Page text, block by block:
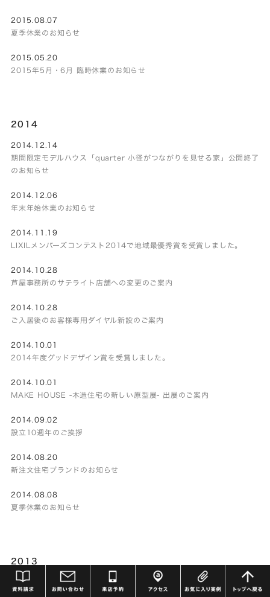
2015.08.07
夏季休業のお知らせ
2015.05.20
2015年5月・6月 臨時休業のお知らせ
2014
2014.12.14
期間限定モデルハウス「quarter 小径がつながりを見せる家」公開終了
のお知らせ
2014.12.06
年末年始休業のお知らせ
2014.11.19
LIXILメンバーズコンテスト2014で地域最優秀賞を受賞しました。
2014.10.28
芦屋事務所のサテライト店舗への変更のご案内
2014.10.28
ご入居後のお客様専用ダイヤル新設のご案内
2014.10.01
2014年度グッドデザイン賞を受賞しました。
2014.10.01
MAKE HOUSE -木造住宅の新しい原型展- 出展のご案内
2014.09.02
設立10週年のご挨拶
2014.08.20
新注文住宅ブランドのお知らせ
2014.08.08
夏季休業のお知らせ
2013
2013.12.05